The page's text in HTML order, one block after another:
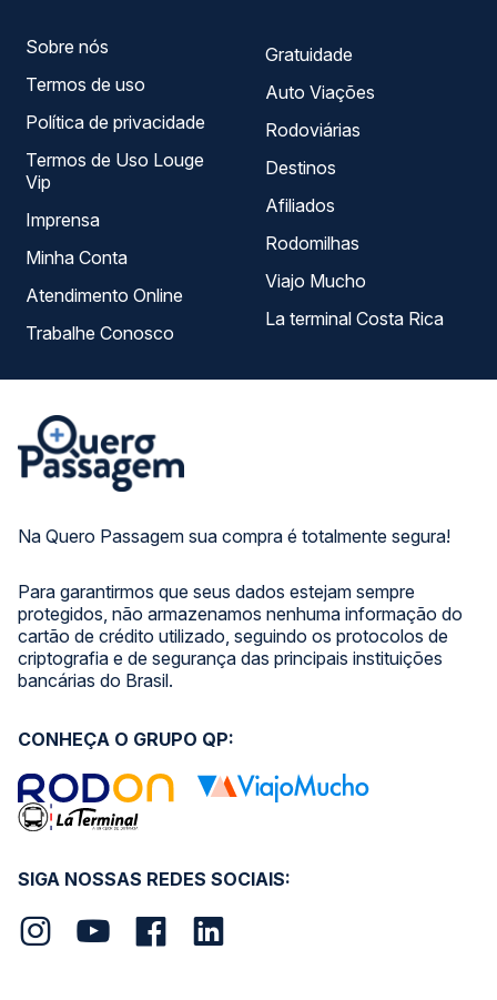
Na Quero Passagem sua compra é totalmente segura!
Para garantirmos que seus dados estejam sempre
protegidos, não armazenamos nenhuma informação do
cartão de crédito utilizado, seguindo os protocolos de
criptografia e de segurança das principais instituições
bancárias do Brasil.
Sobre nós
Termos de uso
Política de privacidade
Termos de Uso Louge
Vip
Imprensa
Minha Conta
Atendimento Online
Trabalhe Conosco
Gratuidade
Auto Viações
Rodoviárias
Destinos
Afiliados
Rodomilhas
Viajo Mucho
La terminal Costa Rica
SIGA NOSSAS REDES SOCIAIS:
CONHEÇA O GRUPO QP: